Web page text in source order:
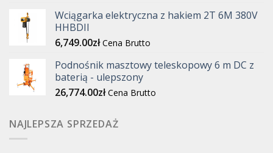
Wciągarka elektryczna z hakiem 2T 6M 380V
HHBDII
6,749.00zł Cena Brutto
Podnośnik masztowy teleskopowy 6 m DC z
baterią - ulepszony
26,774.00zł Cena Brutto
NAJLEPSZA SPRZEDAŻ